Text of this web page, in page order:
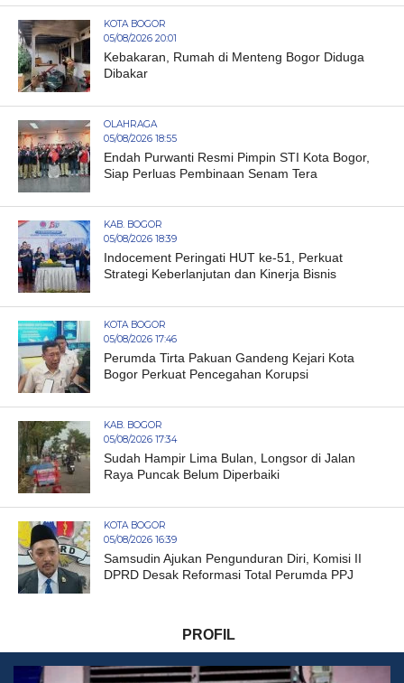
KOTA BOGOR
05/08/2026 20:01
Kebakaran, Rumah di Menteng Bogor Diduga
Dibakar
OLAHRAGA
05/08/2026 18:55
Endah Purwanti Resmi Pimpin STI Kota Bogor,
Siap Perluas Pembinaan Senam Tera
KAB. BOGOR
05/08/2026 18:39
Indocement Peringati HUT ke-51, Perkuat
Strategi Keberlanjutan dan Kinerja Bisnis
KOTA BOGOR
05/08/2026 17:46
Perumda Tirta Pakuan Gandeng Kejari Kota
Bogor Perkuat Pencegahan Korupsi
KAB. BOGOR
05/08/2026 17:34
Sudah Hampir Lima Bulan, Longsor di Jalan
Raya Puncak Belum Diperbaiki
KOTA BOGOR
05/08/2026 16:39
Samsudin Ajukan Pengunduran Diri, Komisi II
DPRD Desak Reformasi Total Perumda PPJ
PROFIL